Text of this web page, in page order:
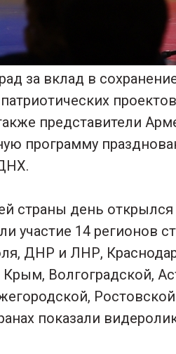
за вклад в
представители
программу
страны день открылся
участие 14 регионов
ДНР и ЛНР,
Волгоградской,
показали